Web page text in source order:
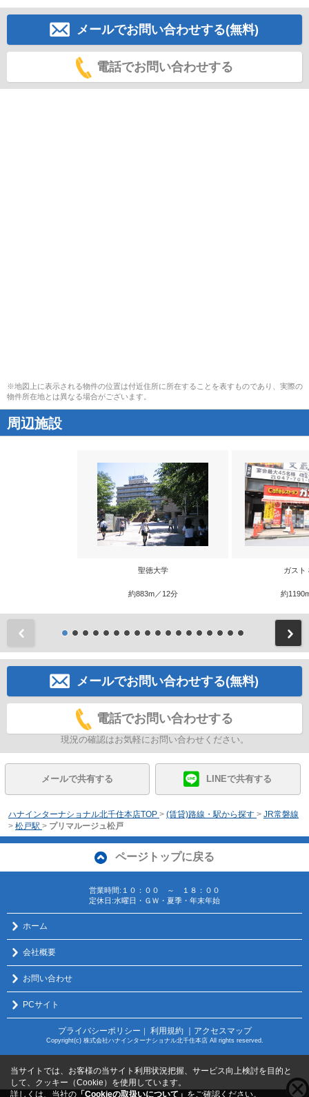
メールでお問い合わせする(無料)
電話でお問い合わせする
※地図上に表示される物件の位置は付近住所に所在することを表すものであり、実際の
物件所在地とは異なる場合がございます。
周辺施設
聖徳大学
約883m／12分
ガスト
約
メールでお問い合わせする(無料)
電話でお問い合わせする
現況の確認はお気軽にお問い合わせください。
メールで共有する LINEで共有する
ハナインターナショナル北千住本店TOP > (賃貸)路線・駅から探す > JR常磐線
> 松戸駅 > プリマルージュ松戸
ページトップに戻る
営業時間:１０：００ ～ １８：００
定休日:水曜日・ＧＷ・夏季・年末年始
ホーム
会社概要
お問い合わせ
PCサイト
プライバシーポリシー ｜ 利用規約 ｜アクセスマップ
Copyright(c) 株式会社ハナインターナショナル北千住本店 All rights reserved.
当サイトでは、お客様の当サイト利用状況把握、サービス向上検討を目的と
して、クッキー（Cookie）を使用しています。
詳しくは、当社の 「Cookieの取扱いについて」 をご確認ください。